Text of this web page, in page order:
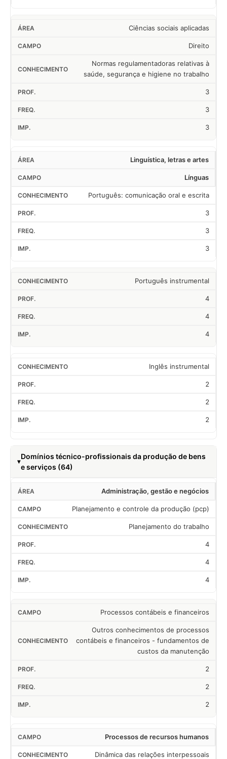
Ciências sociais aplicadas
Direito
Normas regulamentadoras relativas à
saúde, segurança e higiene no trabalho
3
3
3
Linguística, letras e artes
Línguas
Português: comunicação oral e escrita
3
3
3
Português instrumental
4
4
4
Inglês instrumental
2
2
2
Domínios técnico-profissionais da produção de bens
e serviços (64)
Administração, gestão e negócios
Planejamento e controle da produção (pcp)
Planejamento do trabalho
4
4
4
Processos contábeis e financeiros
Outros conhecimentos de processos
contábeis e financeiros - fundamentos de
custos da manutenção
2
2
2
Processos de recursos humanos
Dinâmica das relações interpessoais